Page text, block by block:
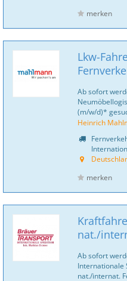
merken
Lkw-
Ab sofort
(m/w/d)*
Heinrich
merken
nat./
Ab sofort
Internationale
nat./internat.